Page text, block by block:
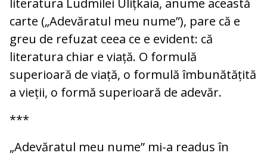
literatura Ludmilei Ulițkaia, anume această
carte („Adevăratul meu nume”), pare că e
greu de refuzat ceea ce e evident: că
literatura chiar e viață. O formulă
superioară de viață, o formulă îmbunătățită
a vieții, o formă superioară de adevăr.
***
„Adevăratul meu nume” mi-a readus în